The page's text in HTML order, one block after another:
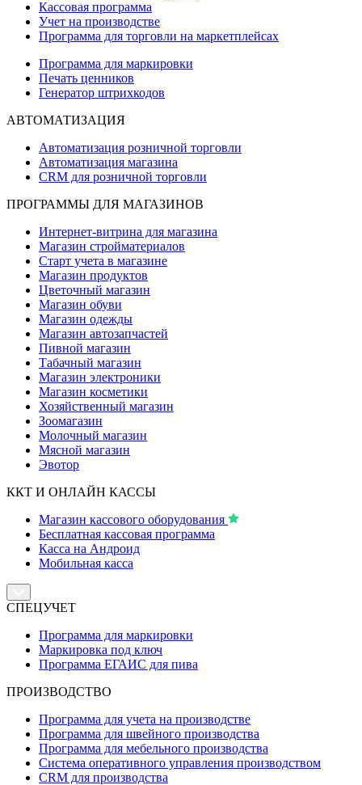
Кассовая программа
Учет на производстве
Программа для торговли на маркетплейсах
Программа для маркировки
Печать ценников
Генератор штрихкодов
АВТОМАТИЗАЦИЯ
Автоматизация розничной торговли
Автоматизация магазина
CRM для розничной торговли
ПРОГРАММЫ ДЛЯ МАГАЗИНОВ
Интернет-витрина для магазина
Магазин стройматериалов
Старт учета в магазине
Магазин продуктов
Цветочный магазин
Магазин обуви
Магазин одежды
Магазин автозапчастей
Пивной магазин
Табачный магазин
Магазин электроники
Магазин косметики
Хозяйственный магазин
Зоомагазин
Молочный магазин
Мясной магазин
Эвотор
ККТ И ОНЛАЙН КАССЫ
Магазин кассового оборудования
Бесплатная кассовая программа
Касса на Андроид
Мобильная касса
СПЕЦУЧЕТ
Программа для маркировки
Маркировка под ключ
Программа ЕГАИС для пива
ПРОИЗВОДСТВО
Программа для учета на производстве
Программа для швейного производства
Программа для мебельного производства
Система оперативного управления производством
CRM для производства